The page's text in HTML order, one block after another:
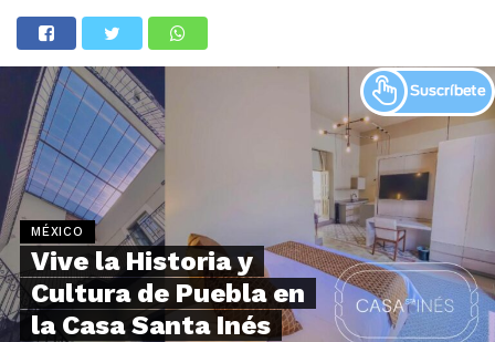
MÉXICO
Vive la Historia y
Cultura de Puebla en
la Casa Santa Inés